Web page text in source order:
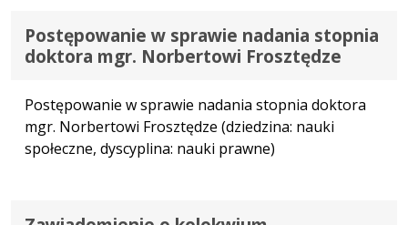
Postępowanie w sprawie nadania stopnia
doktora mgr. Norbertowi Frosztędze
Postępowanie w sprawie nadania stopnia doktora
mgr. Norbertowi Frosztędze (dziedzina: nauki
społeczne, dyscyplina: nauki prawne)